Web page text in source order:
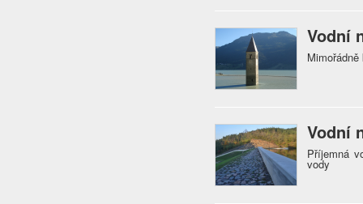
Vodní
Vodní
Příjemná
vody